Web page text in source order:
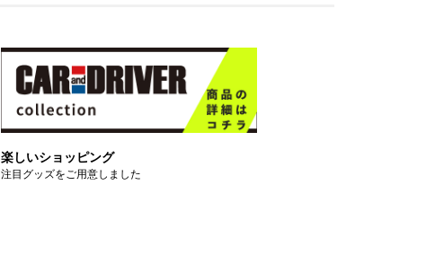
楽しいショッピング
注目グッズをご用意しました